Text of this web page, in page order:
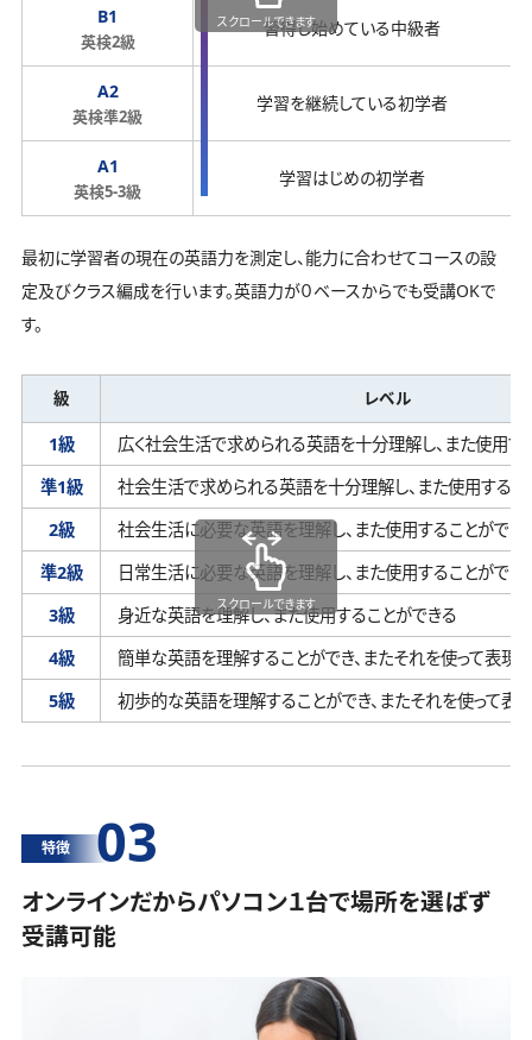
B1
英検2級
習得し始めている中級者
A2
英検準2級
学習を継続している初学者
A1
英検5-3級
学習はじめの初学者
スクロールできます
最初に学習者の現在の英語力を測定し、能力に合わせてコースの設
定及びクラス編成を行います。英語力が０ベースからでも受講OKで
す。
級 レベル
1級 広く社会生活で求められる英語を十分理解し、 また使用す
準1級
社会生活で求められる英語を十分理解し、 また使用するこ
2級
社会生活に必要な英語を理解し、 また使用することができ
準2級
日常生活に必要な英語を理解し、 また使用することができ
3級
身近な英語を理解し、また使用することができる
4級
簡単な英語を理解することができ、 またそれを使って表現
5級
初歩的な英語を理解することができ、 またそれを使って表
スクロールできます
特徴 03
オンラインだからパソコン１台で場所を選ばず
受講可能